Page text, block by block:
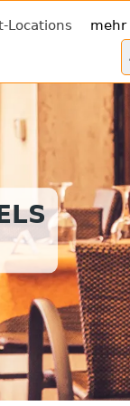
Locations mehr